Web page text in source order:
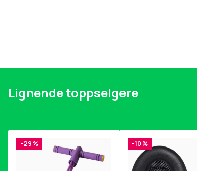
Lignende toppselgere
-29 % -10 %